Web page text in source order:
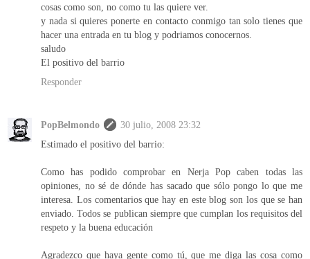
cosas como son, no como tu las quiere ver.
y nada si quieres ponerte en contacto conmigo tan solo tienes que
hacer una entrada en tu blog y podriamos conocernos.
saludo
El positivo del barrio
Responder
PopBelmondo
30 julio, 2008 23:32
Estimado el positivo del barrio:
Como has podido comprobar en Nerja Pop caben todas las
opiniones, no sé de dónde has sacado que sólo pongo lo que me
interesa. Los comentarios que hay en este blog son los que se han
enviado. Todos se publican siempre que cumplan los requisitos del
respeto y la buena educación
Agradezco que haya gente como tú, que me diga las cosa como